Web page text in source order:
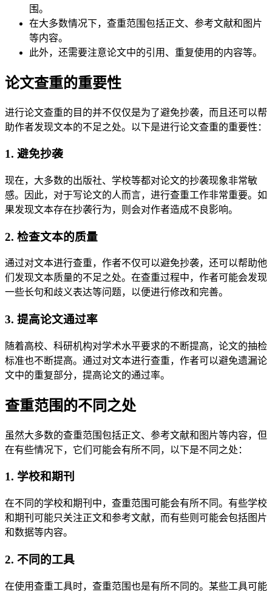
围。
在大多数情况下，查重范围包括正文、参考文献和图片
等内容。
此外，还需要注意论文中的引用、重复使用的内容等。
论文查重的重要性
进行论文查重的目的并不仅仅是为了避免抄袭，而且还可以帮
助作者发现文本的不足之处。以下是进行论文查重的重要性：
1. 避免抄袭
现在，大多数的出版社、学校等都对论文的抄袭现象非常敏
感。因此，对于写论文的人而言，进行查重工作非常重要。如
果发现文本存在抄袭行为，则会对作者造成不良影响。
2. 检查文本的质量
通过对文本进行查重，作者不仅可以避免抄袭，还可以帮助他
们发现文本质量的不足之处。在查重过程中，作者可能会发现
一些长句和歧义表达等问题，以便进行修改和完善。
3. 提高论文通过率
随着高校、科研机构对学术水平要求的不断提高，论文的抽检
标准也不断提高。通过对文本进行查重，作者可以避免遗漏论
文中的重复部分，提高论文的通过率。
查重范围的不同之处
虽然大多数的查重范围包括正文、参考文献和图片等内容，但
在有些情况下，它们可能会有所不同，以下是不同之处：
1. 学校和期刊
在不同的学校和期刊中，查重范围可能会有所不同。有些学校
和期刊可能只关注正文和参考文献，而有些则可能会包括图片
和数据等内容。
2. 不同的工具
在使用查重工具时，查重范围也是有所不同的。某些工具可能